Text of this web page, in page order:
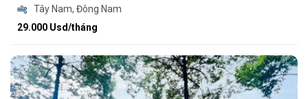
Tây Nam, Đông Nam
29.000 Usd/tháng